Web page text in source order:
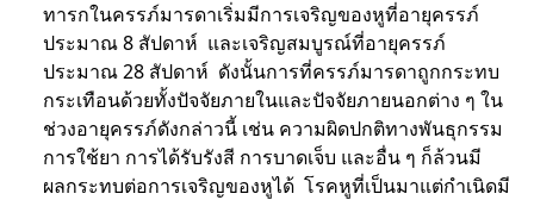
ทารกในครรภ์มารดาเริ่มมีการเจริญของหูที่อายุครรภ์
ประมาณ 8 สัปดาห์ และเจริญสมบูรณ์ที่อายุครรภ์
ประมาณ 28 สัปดาห์ ดังนั้นการที่ครรภ์มารดาถูกกระทบ
กระเทือนด้วยทั้งปัจจัยภายในและปัจจัยภายนอกต่าง ๆ ใน
ช่วงอายุครรภ์ดังกล่าวนี้ เช่น ความผิดปกติทางพันธุกรรม
การใช้ยา การได้รับรังสี การบาดเจ็บ และอื่น ๆ ก็ล้วนมี
ผลกระทบต่อการเจริญของหูได้ โรคหูที่เป็นมาแต่กำเนิดมี